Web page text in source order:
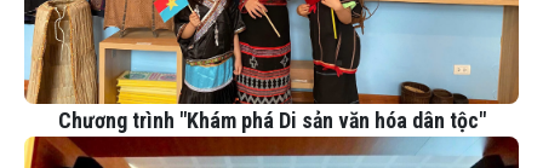
Chương trình "Khám phá Di sản văn hóa dân tộc"